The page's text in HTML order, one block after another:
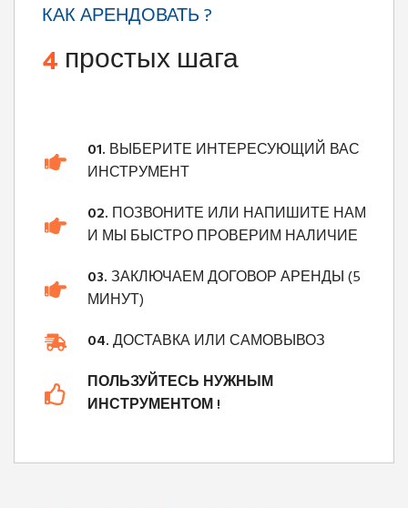
КАК АРЕНДОВАТЬ ?
4простых шага
01. ВЫБЕРИТЕ ИНТЕРЕСУЮЩИЙ ВАС
ИНСТРУМЕНТ
02. ПОЗВОНИТЕ ИЛИ НАПИШИТЕ НАМ
И МЫ БЫСТРО ПРОВЕРИМ НАЛИЧИЕ
03.ЗАКЛЮЧАЕМ ДОГОВОР АРЕНДЫ (5
МИНУТ)
04.ДОСТАВКА ИЛИ САМОВЫВОЗ
ПОЛЬЗУЙТЕСЬ НУЖНЫМ
ИНСТРУМЕНТОМ !